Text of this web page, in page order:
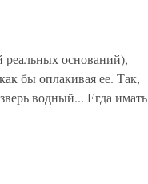
оснований),
бы оплакивая ее. Так,
водный... Егда имать